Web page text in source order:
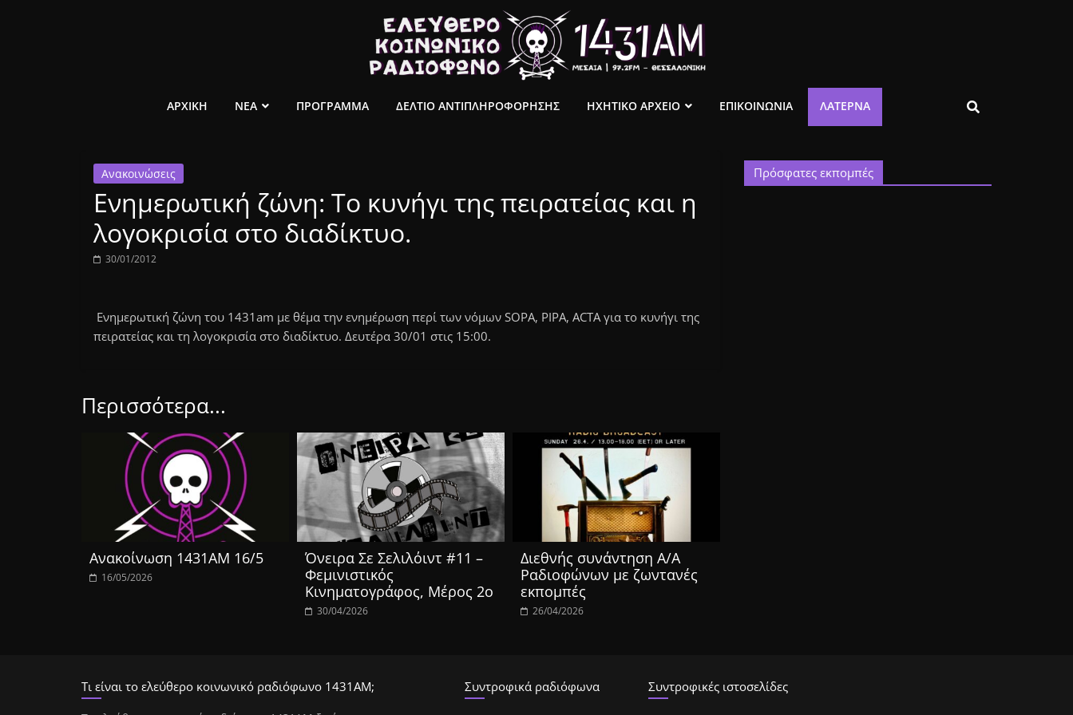
ελεύθερο
ραδιόφωνο
1431AM
ΑΡΧΙΚΗ ΝΕΑ ΠΡΟΓΡΑΜΜΑ ΔΕΛΤΙΟ ΑΝΤΙΠΛΗΡΟΦΟΡΗΣΗΣ ΗΧΗΤΙΚΟ ΑΡΧΕΙΟ ΕΠΙΚΟΙΝΩΝΙΑ ΛΑΤΈΡΝΑ
Ανακοινώσεις
Ενημερωτική ζώνη: Το κυνήγι της πειρατείας και η
λογοκρισία στο διαδίκτυο.
30/01/2012
Ενημερωτική ζώνη του 1431am με θέμα την ενημέρωση περί των νόμων SOPA, PIPA, ACTA για το κυνήγι της
πειρατείας και τη λογοκρισία στο διαδίκτυο. Δευτέρα 30/01 στις 15:00.
Περισσότερα...
Ανακοίνωση 1431ΑΜ 16/5
16/05/2026
Όνειρα Σε Σελιλόιντ #11 –
Φεμινιστικός
Κινηματογράφος, Μέρος 2ο
30/04/2026
Διεθνής συνάντηση Α/Α
Ραδιοφώνων με ζωντανές
εκπομπές
26/04/2026
Πρόσφατες εκπομπές
Τι είναι το ελεύθερο κοινωνικό ραδιόφωνο 1431ΑΜ; Συντροφικά ραδιόφωνα Συντροφικές ιστοσελίδες